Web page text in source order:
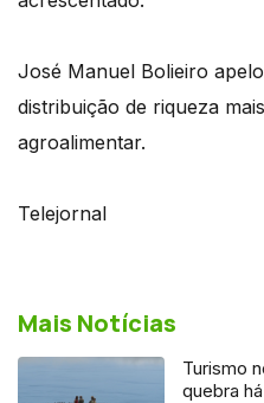
José Manuel Bolieiro
distribuição de riqueza
agroalimentar.
Telejornal
Mais Notícias
Turismo
quebra